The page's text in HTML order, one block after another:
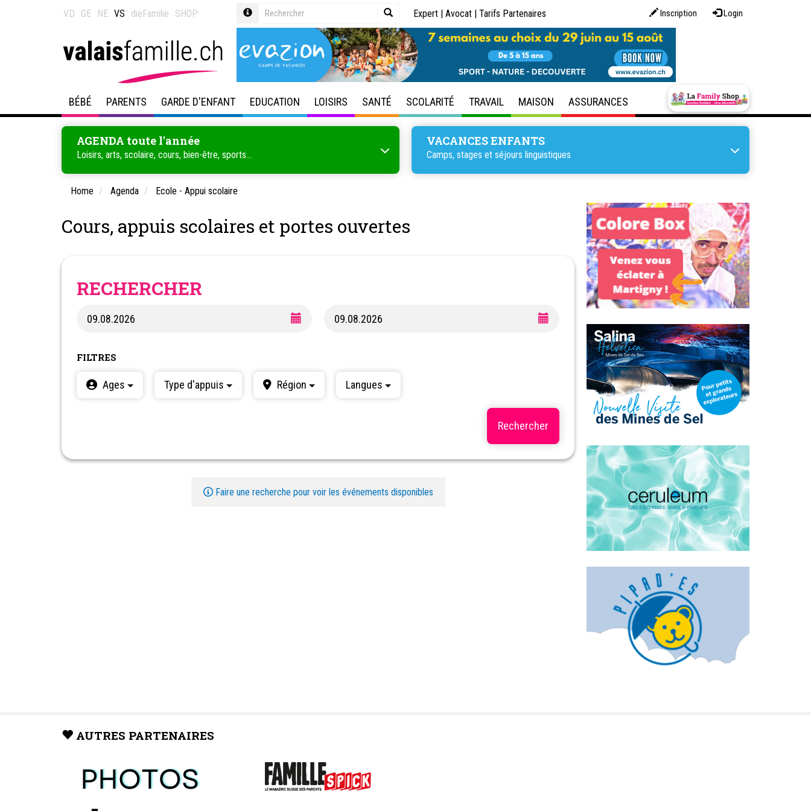
VD GE NE VS dieFamilie SHOP Inscription Login
Expert | Avocat | Tarifs Partenaires
BÉBÉ PARENTS GARDE D'ENFANT EDUCATION LOISIRS SANTÉ SCOLARITÉ TRAVAIL MAISON ASSURANCES
AGENDA toute l'année
Loisirs, arts, scolaire, cours, bien-être, sports...
VACANCES ENFANTS
Camps, stages et séjours linguistiques
Home Agenda Ecole - Appui scolaire
Cours, appuis scolaires et portes ouvertes
RECHERCHER
FILTRES
Ages Type d'appuis Région Langues
Faire une recherche pour voir les événements disponibles
AUTRES PARTENAIRES